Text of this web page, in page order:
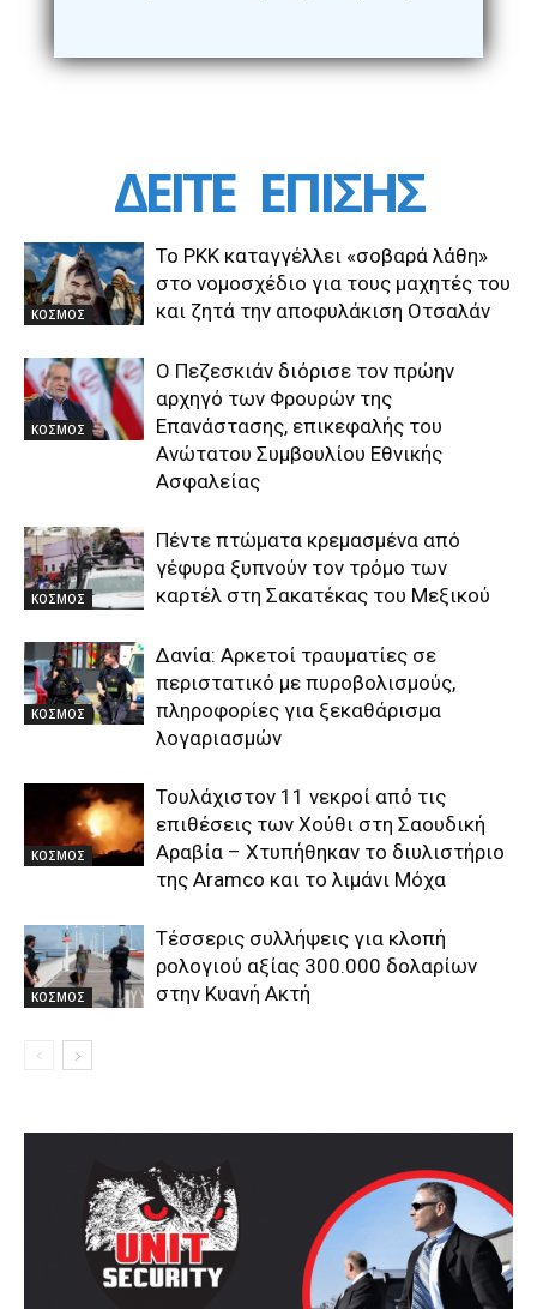
ΔΕΙΤΕ ΕΠΙΣΗΣ
ΚΟΣΜΟΣ
Το PKK καταγγέλλει «σοβαρά λάθη»
στο νομοσχέδιο για τους μαχητές του
και ζητά την αποφυλάκιση Οτσαλάν
ΚΟΣΜΟΣ
Ο Πεζεσκιάν διόρισε τον πρώην
αρχηγό των Φρουρών της
Επανάστασης, επικεφαλής του
Ανώτατου Συμβουλίου Εθνικής
Ασφαλείας
ΚΟΣΜΟΣ
Πέντε πτώματα κρεμασμένα από
γέφυρα ξυπνούν τον τρόμο των
καρτέλ στη Σακατέκας του Μεξικού
ΚΟΣΜΟΣ
Δανία: Αρκετοί τραυματίες σε
περιστατικό με πυροβολισμούς,
πληροφορίες για ξεκαθάρισμα
λογαριασμών
ΚΟΣΜΟΣ
Τουλάχιστον 11 νεκροί από τις
επιθέσεις των Χούθι στη Σαουδική
Αραβία – Χτυπήθηκαν το διυλιστήριο
της Aramco και το λιμάνι Μόχα
ΚΟΣΜΟΣ
Τέσσερις συλλήψεις για κλοπή
ρολογιού αξίας 300.000 δολαρίων
στην Κυανή Ακτή